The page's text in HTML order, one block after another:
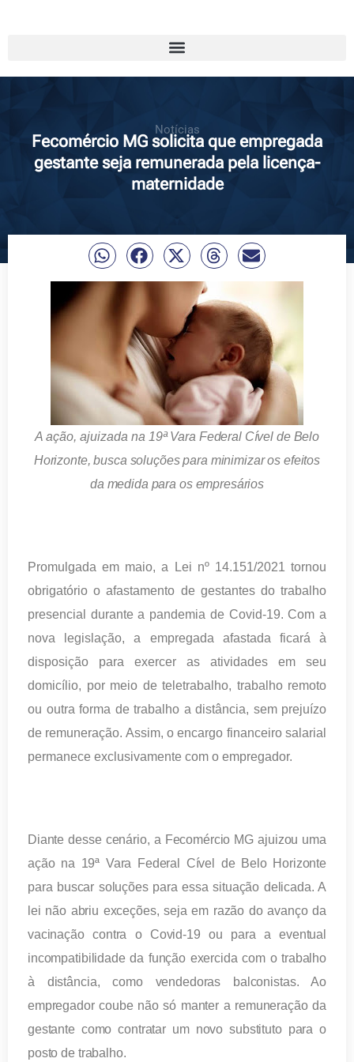
Notícias
Fecomércio MG solicita que empregada
gestante seja remunerada pela licença-
maternidade
A ação, ajuizada na 19ª Vara Federal Cível de Belo
Horizonte, busca soluções para minimizar os efeitos
da medida para os empresários
Promulgada em maio, a Lei nº 14.151/2021 tornou
obrigatório o afastamento de gestantes do trabalho
presencial durante a pandemia de Covid-19. Com a
nova legislação, a empregada afastada ficará à
disposição para exercer as atividades em seu
domicílio, por meio de teletrabalho, trabalho remoto
ou outra forma de trabalho a distância, sem prejuízo
de remuneração. Assim, o encargo financeiro salarial
permanece exclusivamente com o empregador.
Diante desse cenário, a Fecomércio MG ajuizou uma
ação na 19ª Vara Federal Cível de Belo Horizonte
para buscar soluções para essa situação delicada. A
lei não abriu exceções, seja em razão do avanço da
vacinação contra o Covid-19 ou para a eventual
incompatibilidade da função exercida com o trabalho
à distância, como vendedoras balconistas. Ao
empregador coube não só manter a remuneração da
gestante como contratar um novo substituto para o
posto de trabalho.